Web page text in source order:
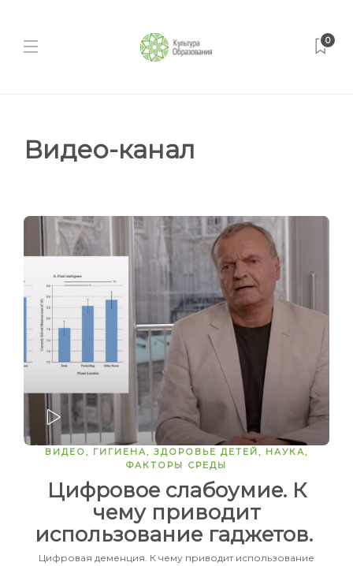
0
Видео-канал
ЗАПУСТИТЬ
ВИДЕО, ГИГИЕНА, ЗДОРОВЬЕ ДЕТЕЙ, НАУКА,
ФАКТОРЫ СРЕДЫ
Цифровое слабоумие. К
чему приводит
использование гаджетов.
Цифровая деменция. К чему приводит использование